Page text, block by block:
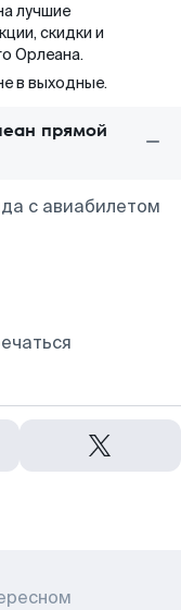
лучшие
скидки и
Орлеана.
в выходные.
прямой
с авиабилетом